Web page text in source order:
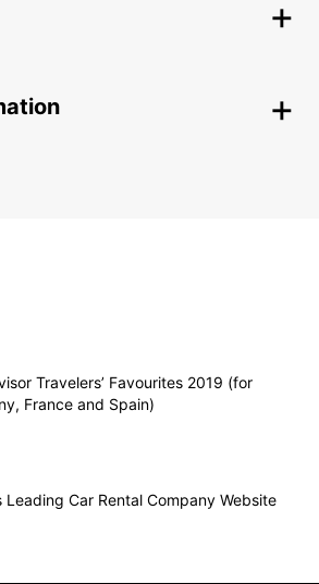
Travelers’ Favourites 2019 (for
France and Spain)
Leading Car Rental Company Website